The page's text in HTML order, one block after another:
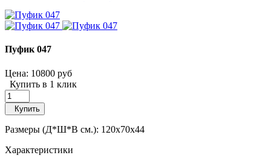
Пуфик 047
Цена: 10800 руб
Купить в 1 клик
Купить
Размеры (Д*Ш*В см.): 120x70x44
Характеристики